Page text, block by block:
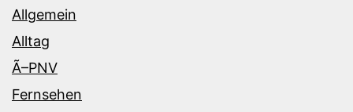
Allgemein
Alltag
Ã–PNV
Fernsehen